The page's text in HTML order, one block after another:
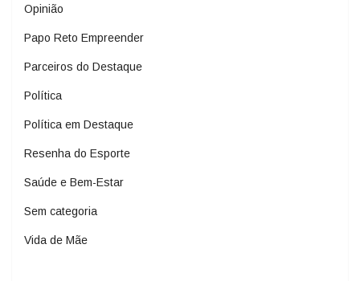
Opinião
Papo Reto Empreender
Parceiros do Destaque
Política
Política em Destaque
Resenha do Esporte
Saúde e Bem-Estar
Sem categoria
Vida de Mãe